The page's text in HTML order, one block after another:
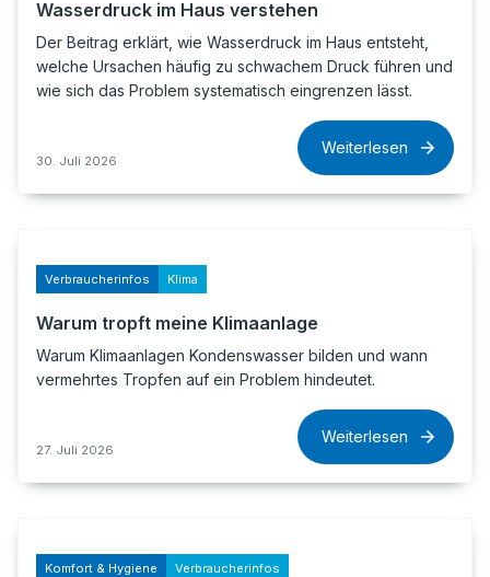
Wasserdruck im Haus verstehen
Der Beitrag erklärt, wie Wasserdruck im Haus entsteht,
welche Ursachen häufig zu schwachem Druck führen und
wie sich das Problem systematisch eingrenzen lässt.
30. Juli 2026
Weiterlesen
Verbraucherinfos Klima
Warum tropft meine Klimaanlage
Warum Klimaanlagen Kondenswasser bilden und wann
vermehrtes Tropfen auf ein Problem hindeutet.
27. Juli 2026
Weiterlesen
Komfort & Hygiene Verbraucherinfos